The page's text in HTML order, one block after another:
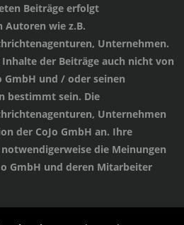
Beiträge erfolgt
wie z.B.
Unternehmen.
der Beiträge auch nicht von
GmbH und / oder seinen
bestimmt sein. Die
Unternehmen
der CoJo GmbH an. Ihre
die Meinungen
GmbH und deren Mitarbeiter